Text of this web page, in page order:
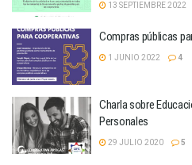
13 SEPTIEMBRE 2022
Compras públicas
1 JUNIO 2022 4
Charla sobre
Personales
29 JULIO 2020 5